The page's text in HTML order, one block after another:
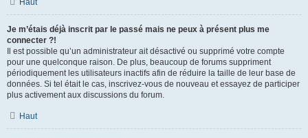
Haut
Je m’étais déjà inscrit par le passé mais ne peux à présent plus me
connecter ?!
Il est possible qu’un administrateur ait désactivé ou supprimé votre compte
pour une quelconque raison. De plus, beaucoup de forums suppriment
périodiquement les utilisateurs inactifs afin de réduire la taille de leur base de
données. Si tel était le cas, inscrivez-vous de nouveau et essayez de participer
plus activement aux discussions du forum.
Haut